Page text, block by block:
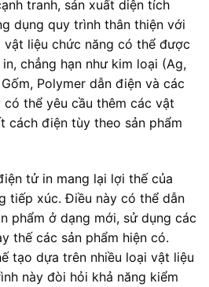
tranh, sản xuất diện tích
dụng quy trình thân thiện với
liệu chức năng có thể được
chẳng hạn như kim loại (Ag,
Gốm, Polymer dẫn điện và các
có thể yêu cầu thêm các vật
cách điện tùy theo sản phẩm
tử in mang lại lợi thế của
tiếp xúc. Điều này có thể dẫn
phẩm ở dạng mới, sử dụng các
thế các sản phẩm hiện có.
tạo dựa trên nhiều loại vật liệu
này đòi hỏi khả năng kiểm